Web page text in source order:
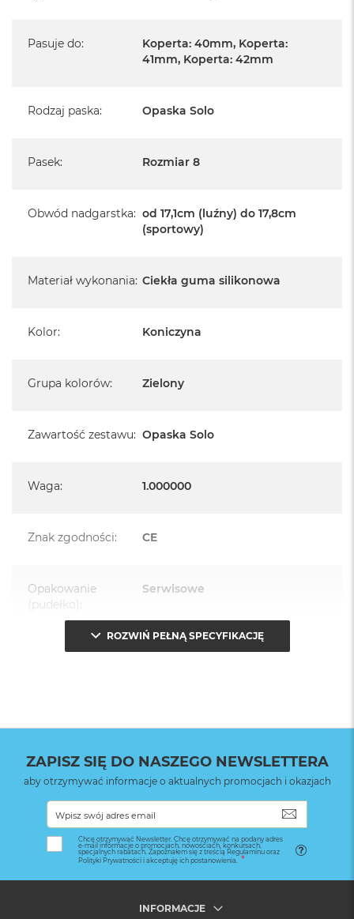
Pasuje do:
Koperta: 40mm, Koperta:
41mm, Koperta: 42mm
Rodzaj paska: Opaska Solo
Pasek: Rozmiar 8
Obwód nadgarstka: od 17,1cm (luźny) do 17,8cm
(sportowy)
Materiał wykonania: Ciekła guma silikonowa
Kolor: Koniczyna
Grupa kolorów: Zielony
Zawartość zestawu: Opaska Solo
Waga: 1.000000
Znak zgodności: CE
Opakowanie
(pudełko):
Serwisowe
ROZWIŃ PEŁNĄ SPECYFIKACJĘ
ZAPISZ SIĘ DO NASZEGO NEWSLETTERA
aby otrzymywać informacje o aktualnych promocjach i okazjach
Chcę otrzymywać Newsletter. Chcę otrzymywać na podany adres
e-mail informacje o promocjach, nowościach, konkursach,
specjalnych rabatach. Zapoznałem się z treścią Regulaminu oraz
Polityki Prywatności i akceptuję ich postanowienia.
INFORMACJE